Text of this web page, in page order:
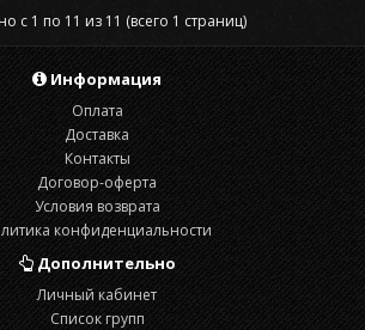
с 1 по 11 из 11 (всего 1 страниц)
Информация
Оплата
Доставка
Контакты
Договор-оферта
Условия возврата
конфиденциальности
Дополнительно
Личный кабинет
Список групп